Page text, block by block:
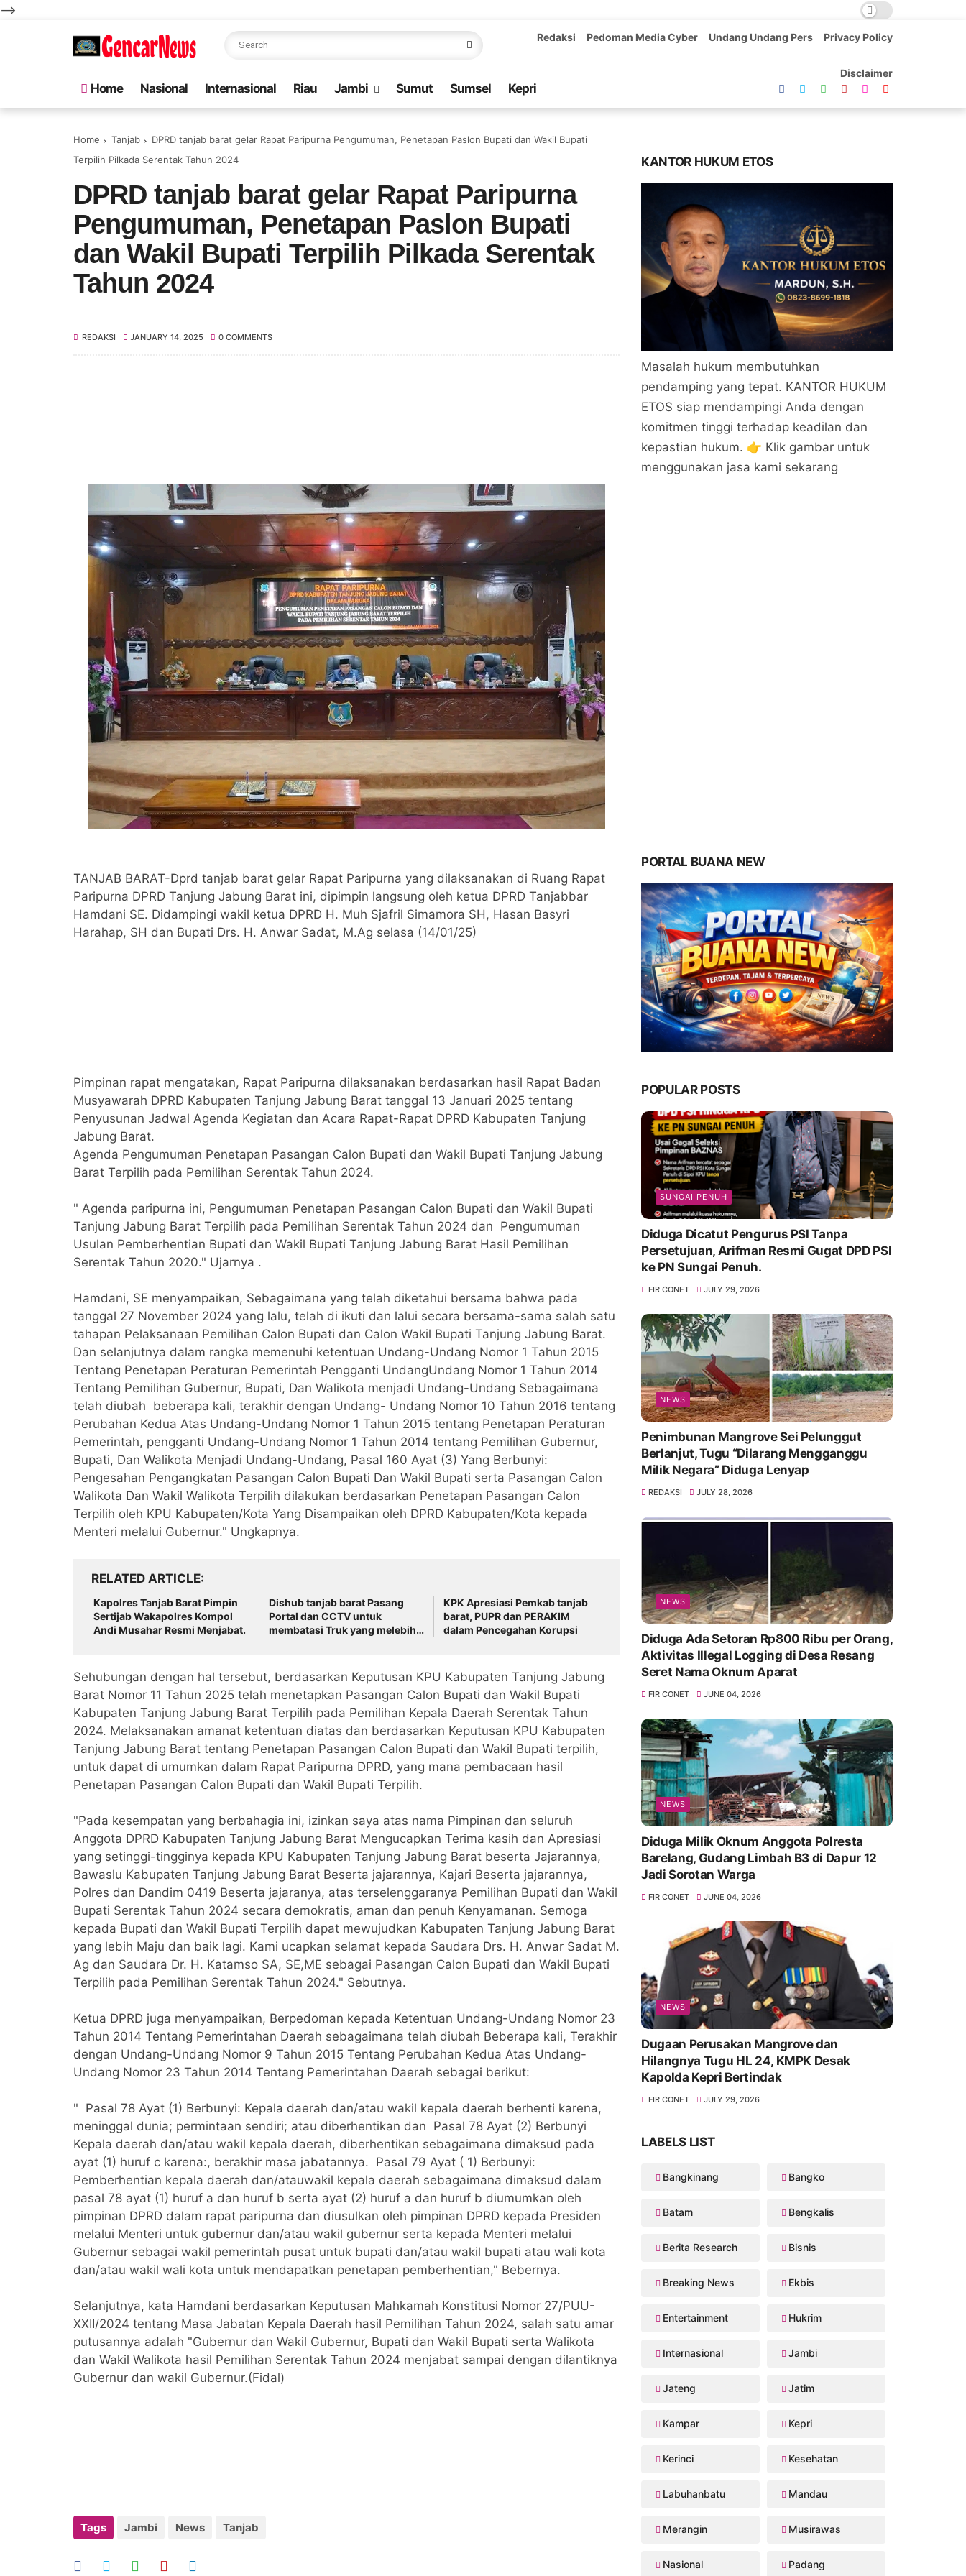
-->
Redaksi Pedoman Media Cyber Undang Undang Pers Privacy Policy
Disclaimer
Home Nasional Internasional Riau Jambi Sumut Sumsel Kepri
Home Tanjab
DPRD tanjab barat gelar Rapat Paripurna Pengumuman, Penetapan Paslon Bupati dan Wakil Bupati
Terpilih Pilkada Serentak Tahun 2024
DPRD tanjab barat gelar Rapat Paripurna
Pengumuman, Penetapan Paslon Bupati
dan Wakil Bupati Terpilih Pilkada Serentak
Tahun 2024
REDAKSI JANUARY 14, 2025 0 COMMENTS
TANJAB BARAT-Dprd tanjab barat gelar Rapat Paripurna yang dilaksanakan di Ruang Rapat
Paripurna DPRD Tanjung Jabung Barat ini, dipimpin langsung oleh ketua DPRD Tanjabbar
Hamdani SE. Didampingi wakil ketua DPRD H. Muh Sjafril Simamora SH, Hasan Basyri
Harahap, SH dan Bupati Drs. H. Anwar Sadat, M.Ag selasa (14/01/25)
Pimpinan rapat mengatakan, Rapat Paripurna dilaksanakan berdasarkan hasil Rapat Badan
Musyawarah DPRD Kabupaten Tanjung Jabung Barat tanggal 13 Januari 2025 tentang
Penyusunan Jadwal Agenda Kegiatan dan Acara Rapat-Rapat DPRD Kabupaten Tanjung
Jabung Barat.
Agenda Pengumuman Penetapan Pasangan Calon Bupati dan Wakil Bupati Tanjung Jabung
Barat Terpilih pada Pemilihan Serentak Tahun 2024.
" Agenda paripurna ini, Pengumuman Penetapan Pasangan Calon Bupati dan Wakil Bupati
Tanjung Jabung Barat Terpilih pada Pemilihan Serentak Tahun 2024 dan Pengumuman
Usulan Pemberhentian Bupati dan Wakil Bupati Tanjung Jabung Barat Hasil Pemilihan
Serentak Tahun 2020." Ujarnya .
Hamdani, SE menyampaikan, Sebagaimana yang telah diketahui bersama bahwa pada
tanggal 27 November 2024 yang lalu, telah di ikuti dan lalui secara bersama-sama salah satu
tahapan Pelaksanaan Pemilihan Calon Bupati dan Calon Wakil Bupati Tanjung Jabung Barat.
Dan selanjutnya dalam rangka memenuhi ketentuan Undang-Undang Nomor 1 Tahun 2015
Tentang Penetapan Peraturan Pemerintah Pengganti UndangUndang Nomor 1 Tahun 2014
Tentang Pemilihan Gubernur, Bupati, Dan Walikota menjadi Undang-Undang Sebagaimana
telah diubah beberapa kali, terakhir dengan Undang- Undang Nomor 10 Tahun 2016 tentang
Perubahan Kedua Atas Undang-Undang Nomor 1 Tahun 2015 tentang Penetapan Peraturan
Pemerintah, pengganti Undang-Undang Nomor 1 Tahun 2014 tentang Pemilihan Gubernur,
Bupati, Dan Walikota Menjadi Undang-Undang, Pasal 160 Ayat (3) Yang Berbunyi:
Pengesahan Pengangkatan Pasangan Calon Bupati Dan Wakil Bupati serta Pasangan Calon
Walikota Dan Wakil Walikota Terpilih dilakukan berdasarkan Penetapan Pasangan Calon
Terpilih oleh KPU Kabupaten/Kota Yang Disampaikan oleh DPRD Kabupaten/Kota kepada
Menteri melalui Gubernur." Ungkapnya.
RELATED ARTICLE
Kapolres Tanjab Barat Pimpin
Sertijab Wakapolres Kompol
Andi Musahar Resmi Menjabat.
Dishub tanjab barat Pasang
Portal dan CCTV untuk
membatasi Truk yang melebihi
KPK Apresiasi Pemkab tanjab
barat, PUPR dan PERAKIM
dalam Pencegahan Korupsi
Sehubungan dengan hal tersebut, berdasarkan Keputusan KPU Kabupaten Tanjung Jabung
Barat Nomor 11 Tahun 2025 telah menetapkan Pasangan Calon Bupati dan Wakil Bupati
Kabupaten Tanjung Jabung Barat Terpilih pada Pemilihan Kepala Daerah Serentak Tahun
2024. Melaksanakan amanat ketentuan diatas dan berdasarkan Keputusan KPU Kabupaten
Tanjung Jabung Barat tentang Penetapan Pasangan Calon Bupati dan Wakil Bupati terpilih,
untuk dapat di umumkan dalam Rapat Paripurna DPRD, yang mana pembacaan hasil
Penetapan Pasangan Calon Bupati dan Wakil Bupati Terpilih.
"Pada kesempatan yang berbahagia ini, izinkan saya atas nama Pimpinan dan seluruh
Anggota DPRD Kabupaten Tanjung Jabung Barat Mengucapkan Terima kasih dan Apresiasi
yang setinggi-tingginya kepada KPU Kabupaten Tanjung Jabung Barat beserta Jajarannya,
Bawaslu Kabupaten Tanjung Jabung Barat Beserta jajarannya, Kajari Beserta jajarannya,
Polres dan Dandim 0419 Beserta jajaranya, atas terselenggaranya Pemilihan Bupati dan Wakil
Bupati Serentak Tahun 2024 secara demokratis, aman dan penuh Kenyamanan. Semoga
kepada Bupati dan Wakil Bupati Terpilih dapat mewujudkan Kabupaten Tanjung Jabung Barat
yang lebih Maju dan baik lagi. Kami ucapkan selamat kepada Saudara Drs. H. Anwar Sadat M.
Ag dan Saudara Dr. H. Katamso SA, SE,ME sebagai Pasangan Calon Bupati dan Wakil Bupati
Terpilih pada Pemilihan Serentak Tahun 2024." Sebutnya.
Ketua DPRD juga menyampaikan, Berpedoman kepada Ketentuan Undang-Undang Nomor 23
Tahun 2014 Tentang Pemerintahan Daerah sebagaimana telah diubah Beberapa kali, Terakhir
dengan Undang-Undang Nomor 9 Tahun 2015 Tentang Perubahan Kedua Atas Undang-
Undang Nomor 23 Tahun 2014 Tentang Pemerintahan Daerah sebagai berikut:
" Pasal 78 Ayat (1) Berbunyi: Kepala daerah dan/atau wakil kepala daerah berhenti karena,
meninggal dunia; permintaan sendiri; atau diberhentikan dan Pasal 78 Ayat (2) Berbunyi
Kepala daerah dan/atau wakil kepala daerah, diberhentikan sebagaimana dimaksud pada
ayat (1) huruf c karena:, berakhir masa jabatannya. Pasal 79 Ayat ( 1) Berbunyi:
Pemberhentian kepala daerah dan/atauwakil kepala daerah sebagaimana dimaksud dalam
pasal 78 ayat (1) huruf a dan huruf b serta ayat (2) huruf a dan huruf b diumumkan oleh
pimpinan DPRD dalam rapat paripurna dan diusulkan oleh pimpinan DPRD kepada Presiden
melalui Menteri untuk gubernur dan/atau wakil gubernur serta kepada Menteri melalui
Gubernur sebagai wakil pemerintah pusat untuk bupati dan/atau wakil bupati atau wali kota
dan/atau wakil wali kota untuk mendapatkan penetapan pemberhentian," Bebernya.
Selanjutnya, kata Hamdani berdasarkan Keputusan Mahkamah Konstitusi Nomor 27/PUU-
XXII/2024 tentang Masa Jabatan Kepala Daerah hasil Pemilihan Tahun 2024, salah satu amar
putusannya adalah "Gubernur dan Wakil Gubernur, Bupati dan Wakil Bupati serta Walikota
dan Wakil Walikota hasil Pemilihan Serentak Tahun 2024 menjabat sampai dengan dilantiknya
Gubernur dan wakil Gubernur.(Fidal)
Tags Jambi News Tanjab
KANTOR HUKUM ETOS
Masalah hukum membutuhkan
pendamping yang tepat. KANTOR HUKUM
ETOS siap mendampingi Anda dengan
komitmen tinggi terhadap keadilan dan
kepastian hukum. 👉 Klik gambar untuk
menggunakan jasa kami sekarang
PORTAL BUANA NEW
POPULAR POSTS
SUNGAI PENUH
Diduga Dicatut Pengurus PSI Tanpa
Persetujuan, Arifman Resmi Gugat DPD PSI
ke PN Sungai Penuh.
FIR CONET JULY 29, 2026
NEWS
Penimbunan Mangrove Sei Pelunggut
Berlanjut, Tugu “Dilarang Mengganggu
Milik Negara” Diduga Lenyap
REDAKSI JULY 28, 2026
NEWS
Diduga Ada Setoran Rp800 Ribu per Orang,
Aktivitas Illegal Logging di Desa Resang
Seret Nama Oknum Aparat
FIR CONET JUNE 04, 2026
NEWS
Diduga Milik Oknum Anggota Polresta
Barelang, Gudang Limbah B3 di Dapur 12
Jadi Sorotan Warga
FIR CONET JUNE 04, 2026
NEWS
Dugaan Perusakan Mangrove dan
Hilangnya Tugu HL 24, KMPK Desak
Kapolda Kepri Bertindak
FIR CONET JULY 29, 2026
LABELS LIST
Bangkinang Bangko
Batam Bengkalis
Berita Research Bisnis
Breaking News Ekbis
Entertainment Hukrim
Internasional Jambi
Jateng Jatim
Kampar Kepri
Kerinci Kesehatan
Labuhanbatu Mandau
Merangin Musirawas
Nasional Padang